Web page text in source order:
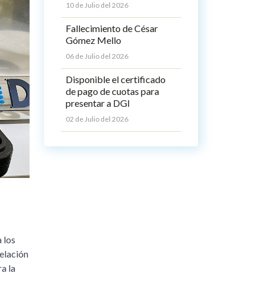
los
la
10 de Julio del 2026
Fallecimiento de César
Gómez Mello
06 de Julio del 2026
Disponible el certificado
de pago de cuotas para
presentar a DGI
02 de Julio del 2026